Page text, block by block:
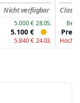
Nicht verfügbar
5.000€ 28.05.
5.100 €
5.840€ 24.03.